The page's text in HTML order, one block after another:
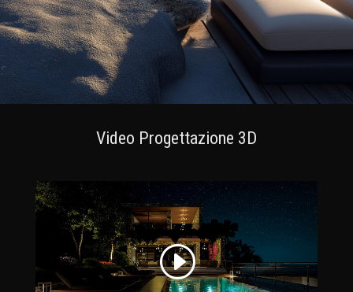
Video Progettazione 3D